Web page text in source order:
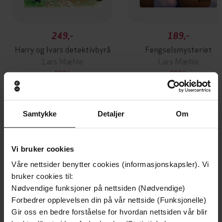
Samtykke Detaljer Om
Vi bruker cookies
Våre nettsider benytter cookies (informasjonskapsler). Vi
bruker cookies til:
Nødvendige funksjoner på nettsiden (Nødvendige)
Forbedrer opplevelsen din på vår nettside (Funksjonelle)
Gir oss en bedre forståelse for hvordan nettsiden vår blir
249,-
Harry og Ivars detektivbyrå
Lars Mæhle
EBOK
189,-
Fengselsmysteriet
Lars Mæhle
EBOK
Andre har også kjøpt
Premium